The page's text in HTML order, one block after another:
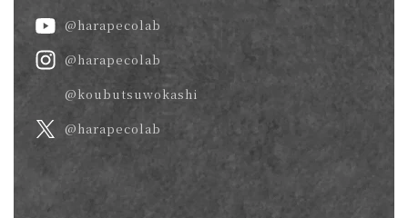
@harapecolab
@harapecolab
@koubutsuwokashi
@harapecolab